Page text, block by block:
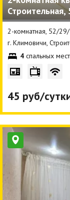
Строительная,
2-комнатная, 52/
г. Климовичи,
4 спальных мест
45 руб/